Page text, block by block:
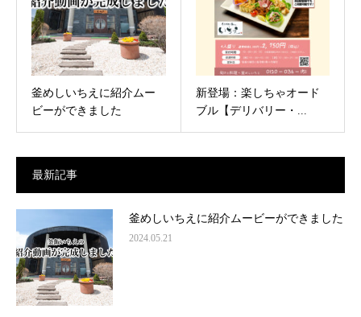
釜めしいちえに紹介ムー
ビーができました
新登場：楽しちゃオード
ブル【デリバリー・...
最新記事
釜めしいちえに紹介ムービーができました
2024.05.21